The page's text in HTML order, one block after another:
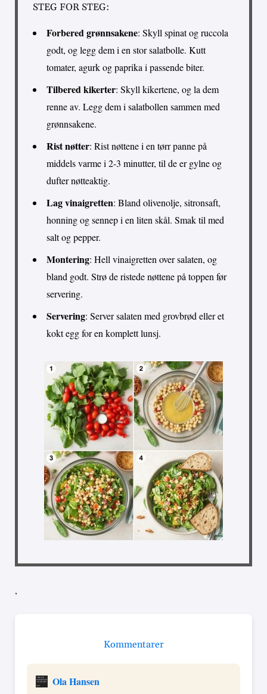
STEG FOR STEG:
Forbered grønnsakene: Skyll spinat og ruccola
godt, og legg dem i en stor salatbolle. Kutt
tomater, agurk og paprika i passende biter.
Tilbered kikerter: Skyll kikertene, og la dem
renne av. Legg dem i salatbollen sammen med
grønnsakene.
Rist nøtter: Rist nøttene i en tørr panne på
middels varme i 2-3 minutter, til de er gylne og
dufter nøtteaktig.
Lag vinaigretten: Bland olivenolje, sitronsaft,
honning og sennep i en liten skål. Smak til med
salt og pepper.
Montering: Hell vinaigretten over salaten, og
bland godt. Strø de ristede nøttene på toppen før
servering.
Servering: Server salaten med grovbrød eller et
kokt egg for en komplett lunsj.
,
Kommentarer
Ola Hansen